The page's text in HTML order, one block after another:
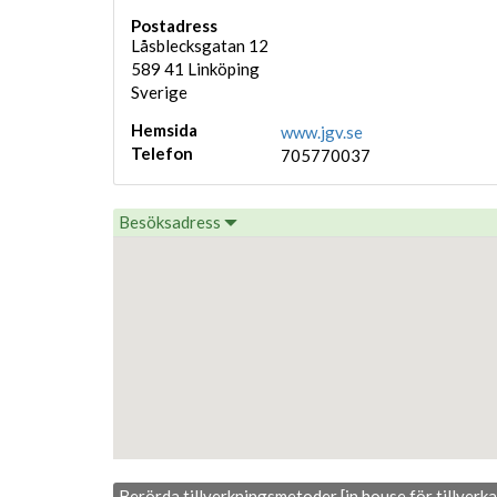
Postadress
Låsblecksgatan 12
589 41 Linköping
Sverige
Hemsida
www.jgv.se
Telefon
705770037
Besöksadress